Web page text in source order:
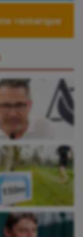
remarque